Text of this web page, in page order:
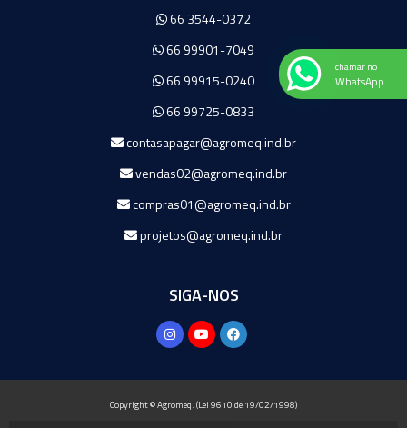
66 3544-0372
66 99901-7049
66 99915-0240
66 99725-0833
contasapagar@agromeq.ind.br
vendas02@agromeq.ind.br
compras01@agromeq.ind.br
projetos@agromeq.ind.br
SIGA-NOS
Copyright © Agromeq. (Lei 9610 de 19/02/1998)
chamar no
WhatsApp